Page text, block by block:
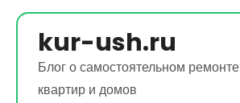
Перейти
содержимомуkur-ush.ru
Блог о самостоятельном ремонте
квартир и домов